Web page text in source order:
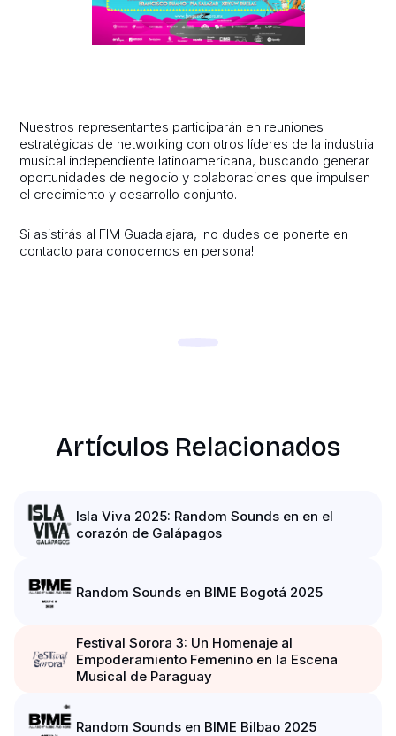
Nuestros representantes participarán en reuniones
estratégicas de networking con otros líderes de la industria
musical independiente latinoamericana, buscando generar
oportunidades de negocio y colaboraciones que impulsen
el crecimiento y desarrollo conjunto.
Si asistirás al FIM Guadalajara, ¡no dudes de ponerte en
contacto para conocernos en persona!
Artículos Relacionados
Isla Viva 2025: Random Sounds en en el
corazón de Galápagos
Random Sounds en BIME Bogotá 2025
Festival Sorora 3: Un Homenaje al
Empoderamiento Femenino en la Escena
Musical de Paraguay
Random Sounds en BIME Bilbao 2025